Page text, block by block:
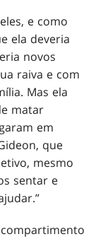
e como
ela deveria
novos
raiva e com
Mas ela
matar
em
que
mesmo
sentar e